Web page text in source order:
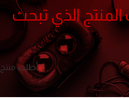
الذي تبحث
أطلب منتج